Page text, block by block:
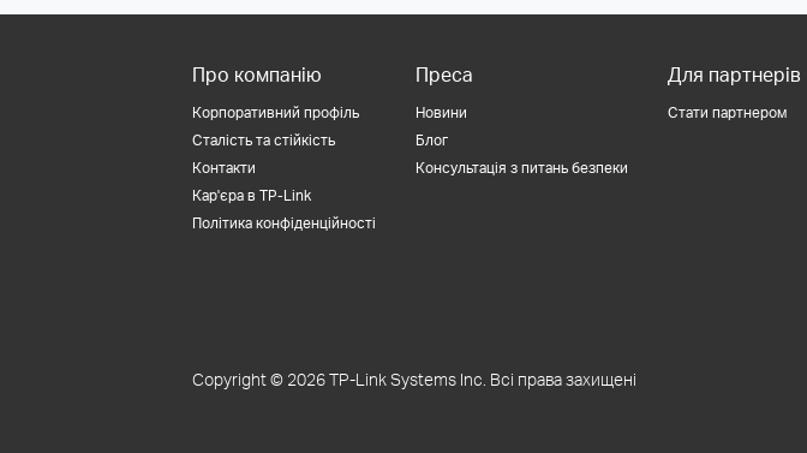
Про компанію
Корпоративний профіль
Сталість та стійкість
Контакти
Кар'єра в TP-Link
Політика конфіденційності
Преса
Новини
Блог
Консультація з питань безпеки
Для партнерів
Стати партнером
Copyright © 2026 TP-Link Systems Inc. Всі права захищені